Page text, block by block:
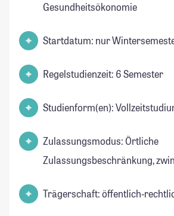
Gesundheitsökonomie
Startdatum: nur
Regelstudienzeit: 6 Semester
Studienform(en):
Zulassungsmodus: Örtliche
Zulassungsbeschränkung,
Trägerschaft: öffentlich-